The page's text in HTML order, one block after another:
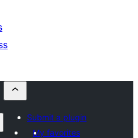
Submit a plugin
My favorites